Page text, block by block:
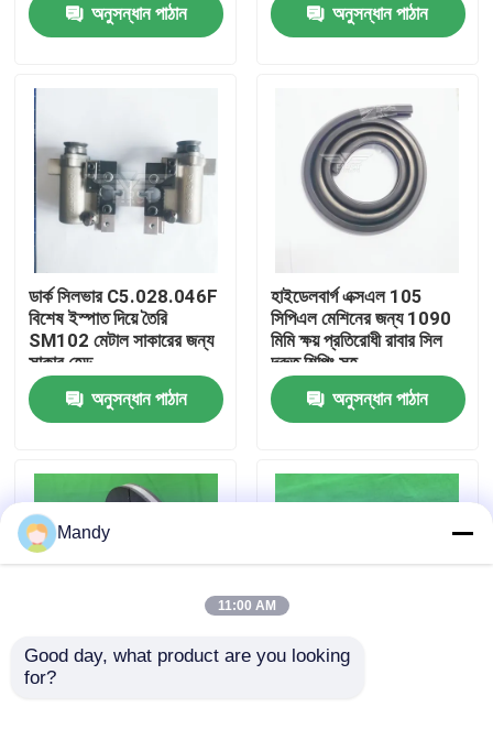
পণ্য
কারখানা পরিদর্শন
গুণমান নিয়ন্ত্রণ
খবর
ব্লগ
অনুসন্ধান পাঠান
অনুসন্ধান পাঠান
ডার্ক সিলভার C5.028.046F
বিশেষ ইস্পাত দিয়ে তৈরি
SM102 মেটাল সাকারের জন্য
সাকার হেড
অনুসন্ধান পাঠান
হাইডেলবার্গ এক্সএল 105
সিপিএল মেশিনের জন্য 1090
মিমি ক্ষয় প্রতিরোধী রাবার সিল
দ্রুত শিপিং সহ
অনুসন্ধান পাঠান
রোল্যান্ড ৭০০ এর জন্য ১৯০
Mandy
11:00 AM
Good day, what product are you looking
for?